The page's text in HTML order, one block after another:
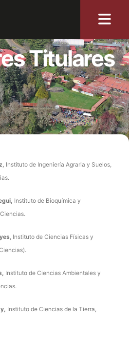
Titulares
Instituto de Ingeniería Agraria y Suelos,
Instituto de Bioquímica y
, Instituto de Ciencias Físicas y
Instituto de Ciencias Ambientales y
Instituto de Ciencias de la Tierra,